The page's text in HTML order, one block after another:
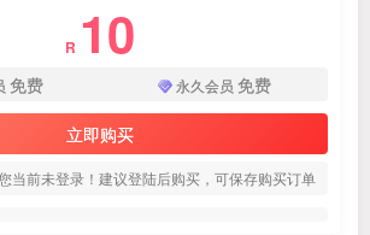
R 10
免费 永久会员 免费
立即购买
当前未登录！建议登陆后购买，可保存购买订单